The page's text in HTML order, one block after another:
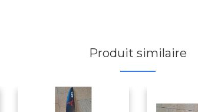
Produit similaire